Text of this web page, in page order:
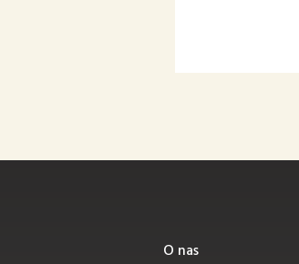
O nas